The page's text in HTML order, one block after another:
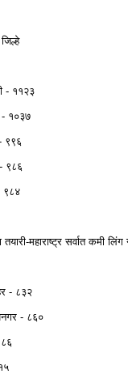
- ११२३
- १०३७
९९६
९८६
९८४
तयारी-महाराष्ट्र सर्वात कमी लिंग
- ८३२
- ८६०